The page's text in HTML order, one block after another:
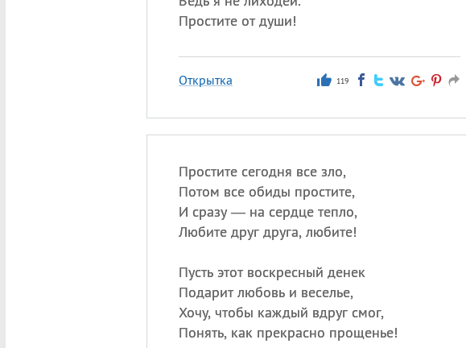
Простите от души!
Открытка 119
Простите сегодня все зло,
Потом все обиды простите,
И сразу — на сердце тепло,
Любите друг друга, любите!
Пусть этот воскресный денек
Подарит любовь и веселье,
Хочу, чтобы каждый вдруг смог,
Понять, как прекрасно прощенье!